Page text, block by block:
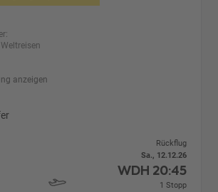
anzeigen
Rückflug
Sa., 12.12.26
WDH 20:45
1 Stopp